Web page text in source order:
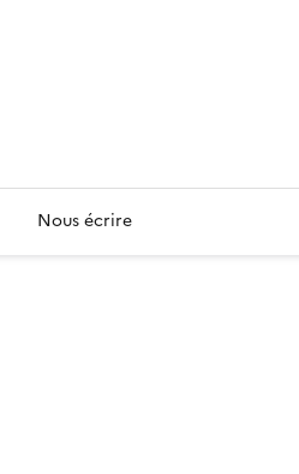
Nous écrire